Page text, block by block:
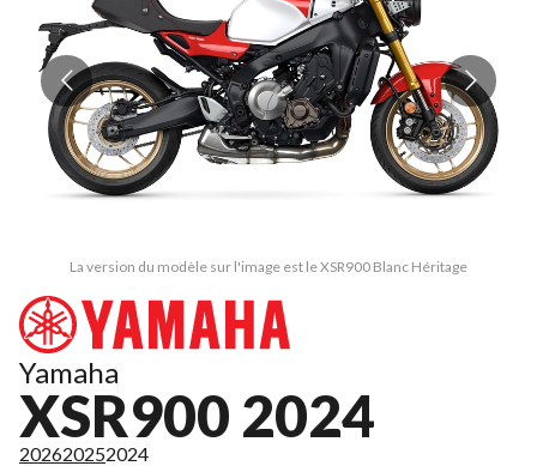
La version du modèle sur l'image est le XSR900 Blanc Héritage
Yamaha
XSR900 2024
202620252024